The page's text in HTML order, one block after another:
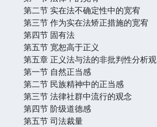
第二节 实在法不确定性中的宽宥
第三节 作为实在法矫正措施的宽宥
第四节 固有法
第五节 宽恕高于正义
第五章 正义法与法的非批判性分析观
第一节 自然正当感
第二节 民族精神中的正当感
第三节 法律社群中流行的观念
第四节 阶级道德感
第五节 司法裁量